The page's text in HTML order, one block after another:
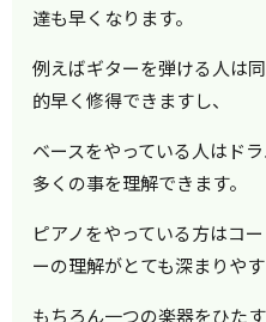
達も早くなります。
例えばギターを弾ける人は
的早く修得できますし、
ベースをやっている人はド
多くの事を理解できます。
ピアノをやっている方はコ
ーの理解がとても深まりやす
もちろん一つの楽器をひた